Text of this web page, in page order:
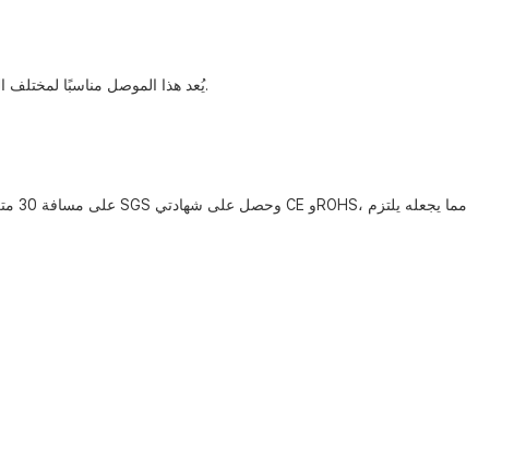
يُعد هذا الموصل مناسبًا لمختلف التطبيقات الداخلية والخارجية، وهو مثالي للاستخدام مع أجهزة الكمبيوتر الشخصية، وأجهزة التوجيه، والمحولات، ولوحات التوصيل، ومنافذ الحائط، والآلات.